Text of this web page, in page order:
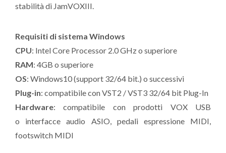
stabilità di JamVOXIII.
Requisiti di sistema Windows
CPU: Intel Core Processor 2.0 GHz o superiore
RAM: 4GB o superiore
OS: Windows10 (support 32/64 bit.) o successivi
Plug-in: compatibile con VST2 / VST3 32/64 bit Plug-In
Hardware: compatibile con prodotti VOX USB
o interfacce audio ASIO, pedali espressione MIDI,
footswitch MIDI